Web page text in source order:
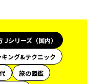
Jシリーズ（国内）
キング&テクニック
旅の図鑑